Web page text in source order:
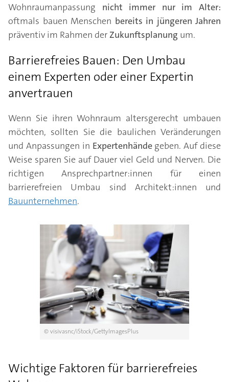
Wohnraumanpassung nicht immer nur im Alter:
oftmals bauen Menschen bereits in jüngeren Jahren
präventiv im Rahmen derZukunftsplanung um.
Barrierefreies Bauen: Den Umbau
einem Experten oder einer Expertin
anvertrauen
Wenn Sie ihren Wohnraum altersgerecht umbauen
möchten, sollten Sie die baulichen Veränderungen
und Anpassungen in Expertenhändegeben. Auf diese
Weise sparen Sie auf Dauer viel Geld und Nerven. Die
richtigen Ansprechpartner:innen für einen
barrierefreien Umbau sind Architekt:innen und
Bauunternehmen.
© visivasnc/iStock/GettyImagesPlus
Wichtige Faktoren für barrierefreies